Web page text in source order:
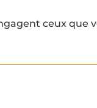
ceux que